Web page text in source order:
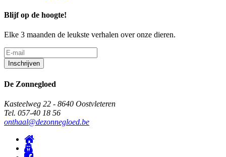
Blijf op de hoogte!
Elke 3 maanden de leukste verhalen over onze dieren.
De Zonnegloed
Kasteelweg 22 - 8640 Oostvleteren
Tel. 057-40 18 56
onthaal@dezonnegloed.be